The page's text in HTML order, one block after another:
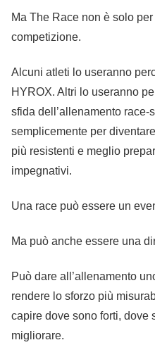
Ma The Race non è solo
competizione.
Alcuni atleti lo useranno
HYROX. Altri lo useranno
sfida dell’allenamento
semplicemente per
più resistenti e meglio
impegnativi.
Una race può essere un
Ma può anche essere una
Può dare all’allenamento
rendere lo sforzo più
capire dove sono forti, dove
migliorare.